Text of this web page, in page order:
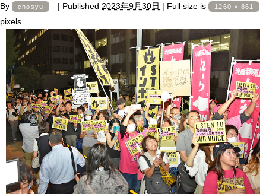
By
chosyu | Published 2023年9月30日 | Full size is 1260 × 861
pixels